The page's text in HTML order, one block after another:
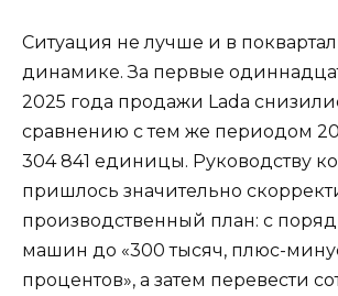
Ситуация не лучше и в
динамике. За первые
2025 года продажи Lada
сравнению с тем же периодом
304 841 единицы. Руководству
пришлось значительно
производственный план: с
машин до «300 тысяч, плюс-
процентов», а затем перевести